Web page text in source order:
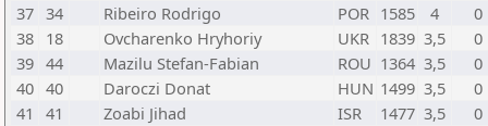
37 34 Ribeiro Rodrigo POR 1585 4
0
38 18 Ovcharenko Hryhoriy UKR 1839 3,5
0
39 44 Mazilu Stefan-Fabian ROU 1364 3,5
0
40 40 Daroczi Donat HUN 1499 3,5
0
41
41 Zoabi Jihad ISR 1477 3,5
0